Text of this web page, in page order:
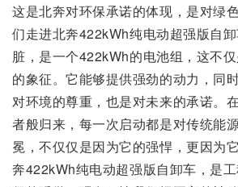
这是北奔对环保承诺的体现，是对绿
们走进北奔422kWh纯电动超强版自
脏，是一个422kWh的电池组，这不
的象征。它能够提供强劲的动力，同
对环境的尊重，也是对未来的承诺。
者般归来，每一次启动都是对传统能
冕，不仅仅是因为它的强悍，更因为
奔422kWh纯电动超强版自卸车，是